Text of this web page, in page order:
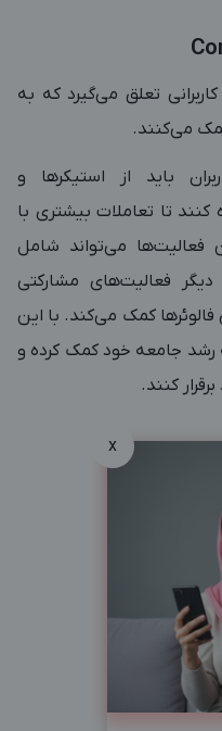
تعلق می‌گیرد که به
می‌کنند.
باید از استیکرها و
تا تعاملات بیشتری با
فعالیت‌ها می‌تواند شامل
فعالیت‌های مشارکتی
کمک می‌کند. با این
رشد جامعه خود کمک کرده و
کنند.
x